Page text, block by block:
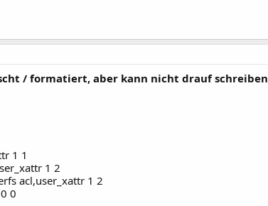
/ formatiert, aber kann nicht drauf schreiben
1 1
1 2
acl,user_xattr 1 2
0